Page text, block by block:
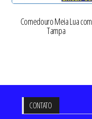
Comedouro Meia Lua com
Tampa
CONTATO